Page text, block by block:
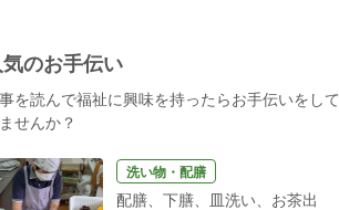
気のお手伝い
を読んで福祉に興味を持ったらお手伝いをして
せんか？
洗い物・配膳
配膳、下膳、皿洗い、お茶出